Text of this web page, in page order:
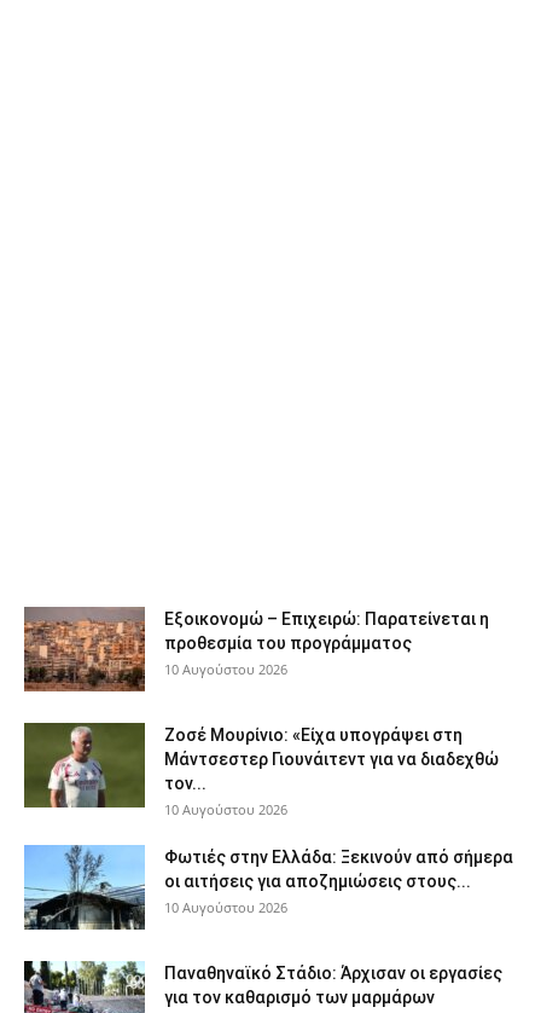
Εξοικονομώ – Επιχειρώ: Παρατείνεται η
προθεσμία του προγράμματος
10 Αυγούστου 2026
Ζοσέ Μουρίνιο: «Είχα υπογράψει στη
Μάντσεστερ Γιουνάιτεντ για να διαδεχθώ
τον...
10 Αυγούστου 2026
Φωτιές στην Ελλάδα: Ξεκινούν από σήμερα
οι αιτήσεις για αποζημιώσεις στους...
10 Αυγούστου 2026
Παναθηναϊκό Στάδιο: Άρχισαν οι εργασίες
για τον καθαρισμό των μαρμάρων